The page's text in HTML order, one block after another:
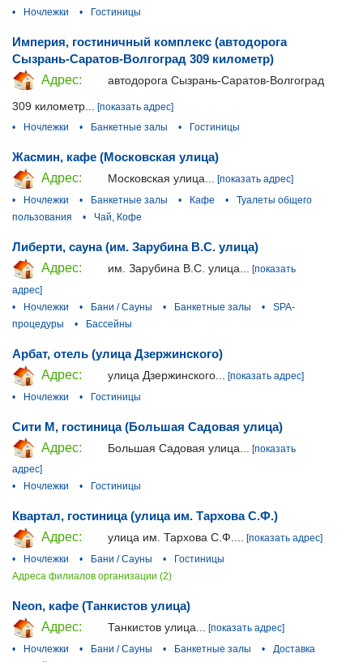
•
Ночлежки • Гостиницы
Империя, гостиничный комплекс (автодорога
Сызрань-Саратов-Волгоград 309 километр)
Адрес:
автодорога Сызрань-Саратов-Волгоград
309 километр... [показать адрес]
•
Ночлежки • Банкетные залы • Гостиницы
Жасмин, кафе (Московская улица)
Адрес:
Московская улица... [показать адрес]
•
Ночлежки • Банкетные залы • Кафе •
Туалеты общего
пользования
• Чай, Кофе
Либерти, сауна (им. Зарубина В.С. улица)
Адрес:
им. Зарубина В.С. улица...
[показать
адрес]
•
Ночлежки • Бани / Сауны • Банкетные залы •
SPA-
процедуры
• Бассейны
Арбат, отель (улица Дзержинского)
Адрес:
улица Дзержинского...
[показать адрес]
•
Ночлежки • Гостиницы
Сити М, гостиница (Большая Садовая улица)
Адрес:
Большая Садовая улица...
[показать
адрес]
•
Ночлежки • Гостиницы
Квартал, гостиница (улица им. Тархова С.Ф.)
Адрес:
улица им. Тархова С.Ф.... [показать адрес]
•
Ночлежки • Бани / Сауны •
Гостиницы
Адреса филиалов организации (2)
Neon, кафе (Танкистов улица)
Адрес:
Танкистов улица...
[показать адрес]
•
Ночлежки • Бани / Сауны • Банкетные залы •
Доставка